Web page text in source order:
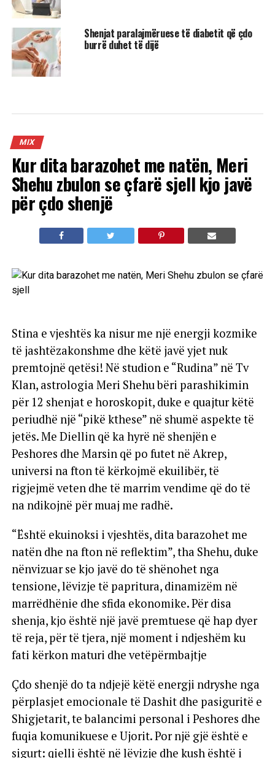
Shenjat paralajmëruese të diabetit që çdo
burrë duhet të dijë
MIX
Kur dita barazohet me natën, Meri
Shehu zbulon se çfarë sjell kjo javë
për çdo shenjë
Stina e vjeshtës ka nisur me një energji kozmike
të jashtëzakonshme dhe këtë javë yjet nuk
premtojnë qetësi! Në studion e “Rudina” në Tv
Klan, astrologia Meri Shehu bëri parashikimin
për 12 shenjat e horoskopit, duke e quajtur këtë
periudhë një “pikë kthese” në shumë aspekte të
jetës. Me Diellin që ka hyrë në shenjën e
Peshores dhe Marsin që po futet në Akrep,
universi na fton të kërkojmë ekuilibër, të
rigjejmë veten dhe të marrim vendime që do të
na ndikojnë për muaj me radhë.
“Është ekuinoksi i vjeshtës, dita barazohet me
natën dhe na fton në reflektim”, tha Shehu, duke
nënvizuar se kjo javë do të shënohet nga
tensione, lëvizje të papritura, dinamizëm në
marrëdhënie dhe sfida ekonomike. Për disa
shenja, kjo është një javë premtuese që hap dyer
të reja, për të tjera, një moment i ndjeshëm ku
fati kërkon maturi dhe vetëpërmbajtje
Çdo shenjë do ta ndjejë këtë energji ndryshe nga
përplasjet emocionale të Dashit dhe pasiguritë e
Shigjetarit, te balancimi personal i Peshores dhe
fuqia komunikuese e Ujorit. Por një gjë është e
sigurt: qielli është në lëvizje dhe kush është i